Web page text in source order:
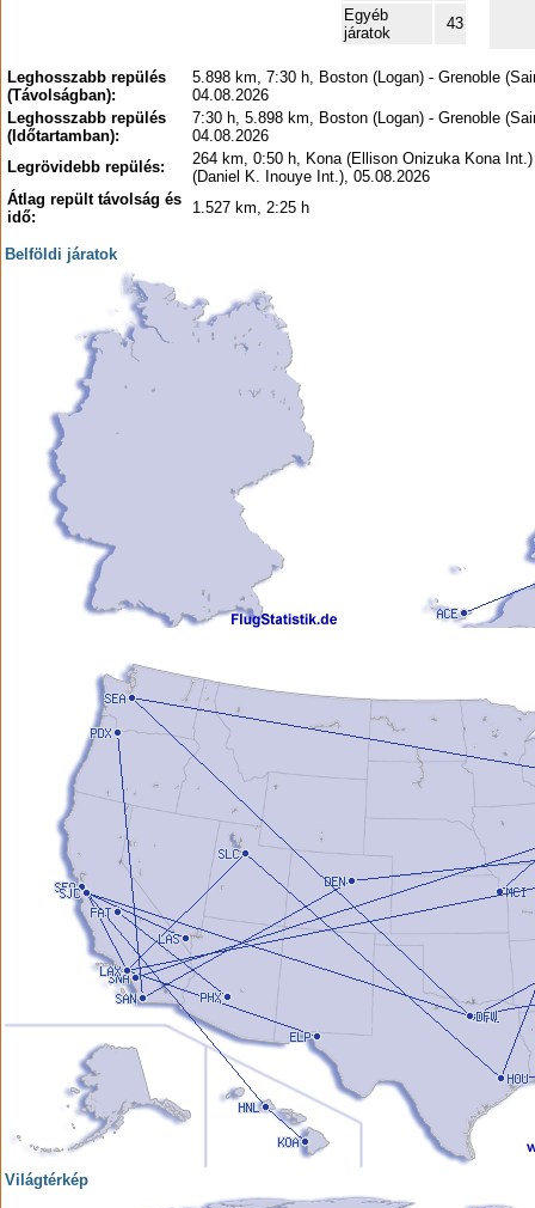
Egyéb
járatok
43
Leghosszabb repülés
(Távolságban):
5.898 km, 7:30 h, Boston (Logan) - Grenoble
04.08.2026
Leghosszabb repülés
(Időtartamban):
7:30 h, 5.898 km, Boston (Logan) - Grenoble
04.08.2026
Legrövidebb repülés:
264 km, 0:50 h, Kona (Ellison Onizuka Kona
(Daniel K. Inouye Int.), 05.08.2026
Átlag repült távolság és
idő:
1.527 km, 2:25 h
Belföldi járatok
Világtérkép